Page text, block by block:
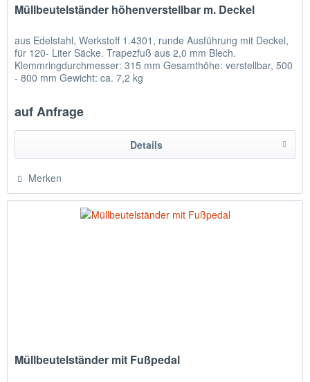
Müllbeutelständer höhenverstellbar m. Deckel
aus Edelstahl, Werkstoff 1.4301, runde Ausführung mit Deckel,
für 120- Liter Säcke. Trapezfuß aus 2,0 mm Blech.
Klemmringdurchmesser: 315 mm Gesamthöhe: verstellbar, 500
- 800 mm Gewicht: ca. 7,2 kg
auf Anfrage
Details
Merken
Müllbeutelständer mit Fußpedal